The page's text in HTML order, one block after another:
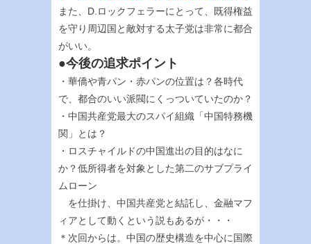
また、D.ロックフェラーにとって、既得権益
を守り周辺国と敵対する太子党は非常に都合
がいい。
●今後の追求ポイント
・華僑や青パン・赤パンの位置は？各時代
で、都合のいい派閥にくっついていたのか？
・中国共産党最大のスパイ組織「中国特務機
関」とは？
・ロスチャイルドの中国進出の目的はなに
か？低所得者を対象とした第二のサブプライ
ムローン
を仕掛け、中国共産党と結託し、金融マフ
ィアとして動くという説もあるが・・・
＊次回からは。中国の歴史構造を中心に国際